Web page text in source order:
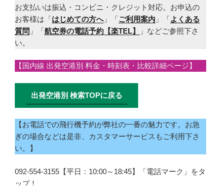
お支払いは振込・コンビニ・クレジット対応。お申込の
お客様は「はじめての方へ」「ご利用案内 」「よくある
質問 」「航空券の電話予約【楽TEL】
」などご参照下さ
い。
【国内線 出発空港別 料金・時刻表・比較詳細ページ】
出発空港別 検索TOPに戻る
【お電話での飛行機予約が弊社の一番の魅力です。お急
ぎの場合などは是非、カスタマーサービスもご利用下さ
い。】
092-554-3155【平日：10:00～18:45】「電話マーク」をタ
ップ！